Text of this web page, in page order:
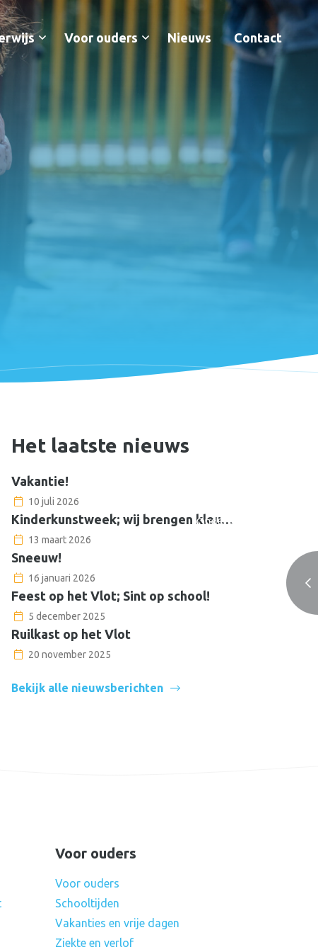
Voor ouders Nieuws Contact
Het laatste nieuws
Vakantie!
10 juli 2026
Kinderkunstweek; wij brengen kleur in de school!
13 maart 2026
Sneeuw!
16 januari 2026
Feest op het Vlot; Sint op school!
5 december 2025
Ruilkast op het Vlot
20 november 2025
Bekijk alle nieuwsberichten
Voor ouders
Voor ouders
Schooltijden
Vakanties en vrije dagen
Ziekte en verlof
Onderdeel van